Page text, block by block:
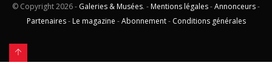
© Copyright2026 - Galeries & Musées. - Mentions légales-Annonceurs-
Partenaires- Le magazine -Abonnement- Conditions générales